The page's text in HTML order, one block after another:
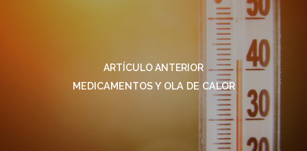
ARTÍCULO ANTERIOR
MEDICAMENTOS Y OLA DE CALOR